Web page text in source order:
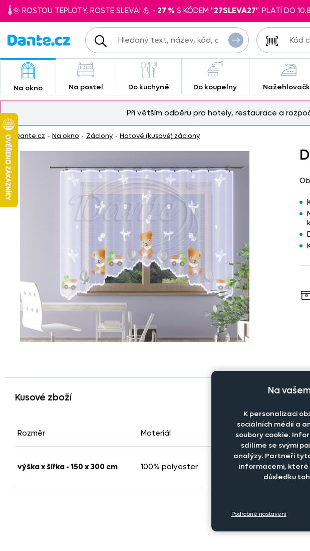
🌡️🌞 ROSTOU TEPLOTY, ROSTE SLEVA! 💪 - 27 % S KÓDEM "27SLEVA27". PLATÍ DO
Na okno Na postel Do kuchyně Do koupelny
Při větším odběru pro hotely, restaurace a
Dante.cz - Na okno - Záclony - Hotové (kusové) záclony
Kusové zboží
Rozměr Materiál Počet kusů
výška x šířka - 150 x 300 cm 100% polyester ks +
Na
K personalizaci
sociálních médií a
soubory cookie.
sdílíme se svými
analýzy. Partneři
informacemi, které
důsledku
Podrobné nastavení